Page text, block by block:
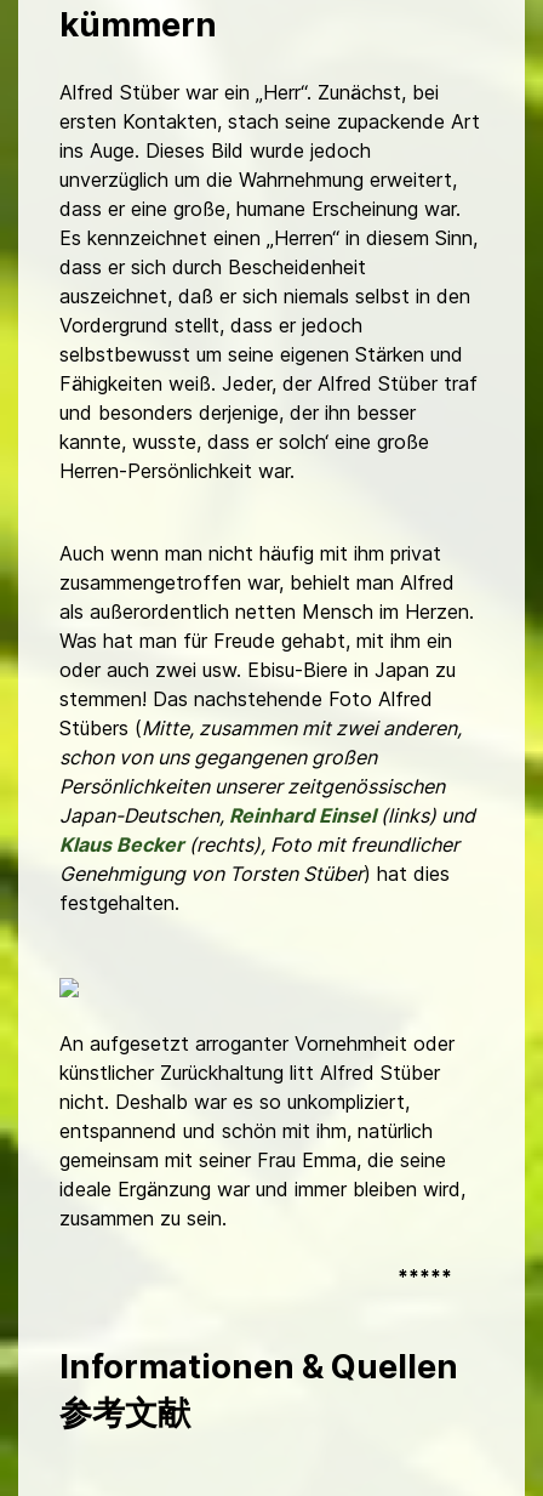
kümmern
Alfred Stüber war ein „Herr“. Zunächst, bei
ersten Kontakten, stach seine zupackende Art
ins Auge. Dieses Bild wurde jedoch
unverzüglich um die Wahrnehmung erweitert,
dass er eine große, humane Erscheinung war.
Es kennzeichnet einen „Herren“ in diesem Sinn,
dass er sich durch Bescheidenheit
auszeichnet, daß er sich niemals selbst in den
Vordergrund stellt, dass er jedoch
selbstbewusst um seine eigenen Stärken und
Fähigkeiten weiß. Jeder, der Alfred Stüber traf
und besonders derjenige, der ihn besser
kannte, wusste, dass er solch‘ eine große
Herren-Persönlichkeit war.
Auch wenn man nicht häufig mit ihm privat
zusammengetroffen war, behielt man Alfred
als außerordentlich netten Mensch im Herzen.
Was hat man für Freude gehabt, mit ihm ein
oder auch zwei usw. Ebisu-Biere in Japan zu
stemmen! Das nachstehende Foto Alfred
Stübers (Mitte, zusammen mit zwei anderen,
schon von uns gegangenen großen
Persönlichkeiten unserer zeitgenössischen
Japan-Deutschen, Reinhard Einsel(links) und
Klaus Becker(rechts), Foto mit freundlicher
Genehmigung von Torsten Stüber) hat dies
festgehalten.
An aufgesetzt arroganter Vornehmheit oder
künstlicher Zurückhaltung litt Alfred Stüber
nicht. Deshalb war es so unkompliziert,
entspannend und schön mit ihm, natürlich
gemeinsam mit seiner Frau Emma, die seine
ideale Ergänzung war und immer bleiben wird,
zusammen zu sein.
*****
Informationen & Quellen
参考文献